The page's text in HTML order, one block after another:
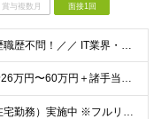
賞与複数月 面接1回
＼＼未経験歓迎・学歴職歴不問！／／ IT業界・エンジニアを目指す方を お待ちしています。 経歴・スキルに自信がない方も お気軽にご応募ください。 【こんな不安を抱える方に】 ▼今の職場では正当に評価
年収351万円～：月給26万円〜60万円＋諸手当＋インセンティブ（２種）＋賞与 ★Point 設立から9ヶ月で全社員2万円の昇給実績 ※成果はしっかりと還元いたします！ ★Point 100％年
☆リモートワーク（在宅勤務）実施中 ※フルリモート可 【グループ本社】東京都中央区八丁堀3-6-6 アド京橋ビル2F ∟宝町駅 5分/京橋駅 7分/八丁堀駅7分/JR東京駅10分 【プロジェクト先